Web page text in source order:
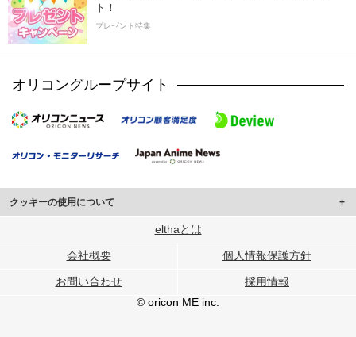
ト！
プレゼント特集
オリコングループサイト
クッキーの使用について
このサイトでは Cookie を使用して、ユーザーに合わせたコンテンツや広告の
行っています。
メディアや広告配信、データ解析の各パートナーに提供しています。
ユーザーが各パートナーのサービスを使用したときに収集した他の情報を組み
elthaとは
会社概要 個人情報保護方針
お問い合わせ
採用情報
© oricon ME inc.